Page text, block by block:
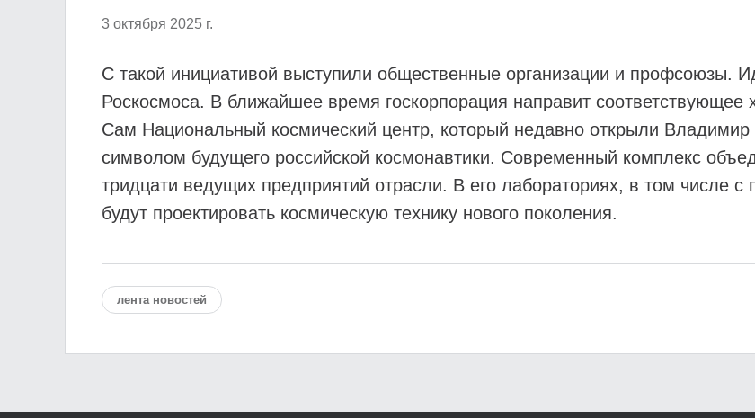
3 октября 2025 г.
С такой инициативой выступили общественные организации и профсоюзы.
Роскосмоса. В ближайшее время госкорпорация направит соответствующее
Сам Национальный космический центр, который недавно открыли
символом будущего российской космонавтики. Современный комплекс
тридцати ведущих предприятий отрасли. В его лабораториях, в том числе с
будут проектировать космическую технику нового поколения.
лента новостей